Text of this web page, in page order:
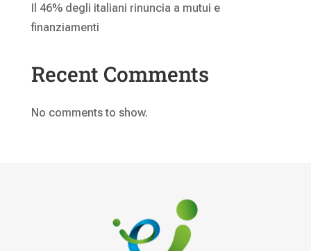
Il 46% degli italiani rinuncia a mutui e
finanziamenti
Recent Comments
No comments to show.